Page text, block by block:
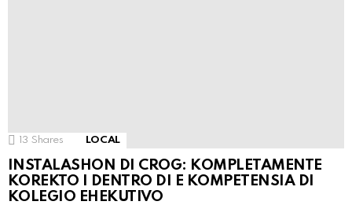
13 Shares LOCAL
INSTALASHON DI CROG: KOMPLETAMENTE
KOREKTO I DENTRO DI E KOMPETENSIA DI
KOLEGIO EHEKUTIVO